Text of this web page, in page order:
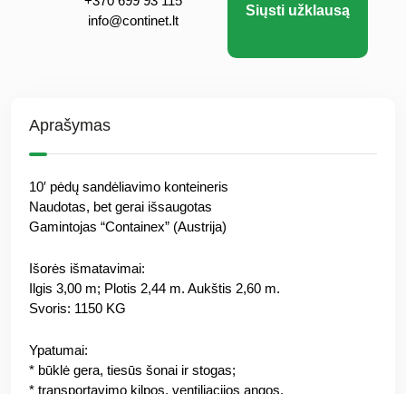
info@continet.lt
Siųsti užklausą
Aprašymas
10′ pėdų sandėliavimo konteineris
Naudotas, bet gerai išsaugotas
Gamintojas “Containex” (Austrija)
Išorės išmatavimai:
Ilgis 3,00 m; Plotis 2,44 m. Aukštis 2,60 m.
Svoris: 1150 KG
Ypatumai:
* būklė gera, tiesūs šonai ir stogas;
* transportavimo kilpos, ventiliacijos angos.